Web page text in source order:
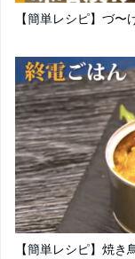
【簡単レシピ】づ
【簡単レシピ】焼